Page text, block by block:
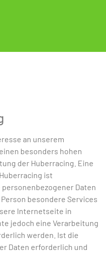
an unserem
besonders hohen
der Huberracing. Eine
ist
Daten
besondere Services
Internetseite in
jedoch eine Verarbeitung
werden. Ist die
Daten erforderlich und